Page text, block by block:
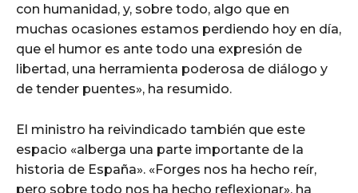
con humanidad, y, sobre todo, algo que en
muchas ocasiones estamos perdiendo hoy en día,
que el humor es ante todo una expresión de
libertad, una herramienta poderosa de diálogo y
de tender puentes», ha resumido.
El ministro ha reivindicado también que este
espacio «alberga una parte importante de la
historia de España». «Forges nos ha hecho reír,
pero sobre todo nos ha hecho reflexionar», ha